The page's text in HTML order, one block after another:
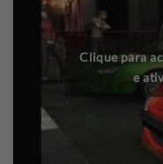
Clique para
e